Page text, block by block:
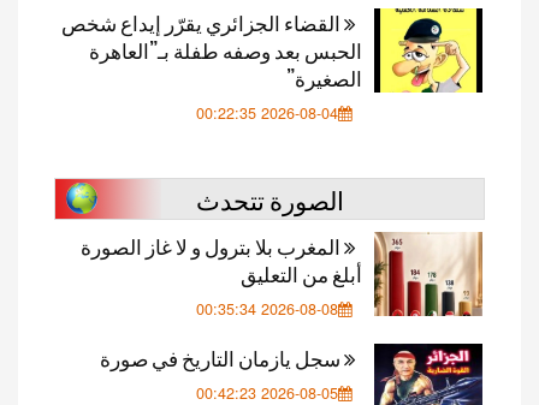
القضاء الجزائري يقرّر إيداع شخص
الحبس بعد وصفه طفلة بـ”العاهرة
الصغيرة”
2026-08-04 00:22:35
الصورة تتحدث
المغرب بلا بترول و لا غاز الصورة
أبلغ من التعليق
2026-08-08 00:35:34
سجل يازمان التاريخ في صورة
2026-08-05 00:42:23